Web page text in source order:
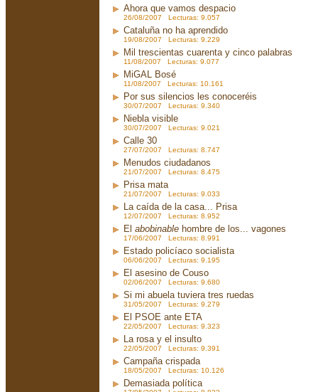
Ahora que vamos despacio
26/08/2007 Lecturas: 9.057
Cataluña no ha aprendido
19/08/2007 Lecturas: 9.229
Mil trescientas cuarenta y cinco palabras
11/08/2007 Lecturas: 9.077
MiGAL Bosé
11/08/2007 Lecturas: 10.161
Por sus silencios les conoceréis
30/07/2007 Lecturas: 9.340
Niebla visible
30/07/2007 Lecturas: 9.021
Calle 30
27/07/2007 Lecturas: 8.747
Menudos ciudadanos
21/07/2007 Lecturas: 8.475
Prisa mata
21/07/2007 Lecturas: 9.033
La caída de la casa... Prisa
12/07/2007 Lecturas: 8.952
El abobinable hombre de los... vagones
17/06/2007 Lecturas: 8.991
Estado policíaco socialista
06/06/2007 Lecturas: 9.195
El asesino de Couso
02/06/2007 Lecturas: 9.680
Si mi abuela tuviera tres ruedas
31/05/2007 Lecturas: 9.279
El PSOE ante ETA
22/05/2007 Lecturas: 9.323
La rosa y el insulto
22/05/2007 Lecturas: 9.391
Campaña crispada
18/05/2007 Lecturas: 10.126
Demasiada política